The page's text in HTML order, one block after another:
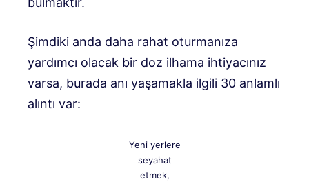
Şimdiki anda daha rahat oturmanıza
yardımcı olacak bir doz ilhama ihtiyacınız
varsa, burada anı yaşamakla ilgili 30 anlamlı
alıntı var:
Yeni yerlere
seyahat
etmek,